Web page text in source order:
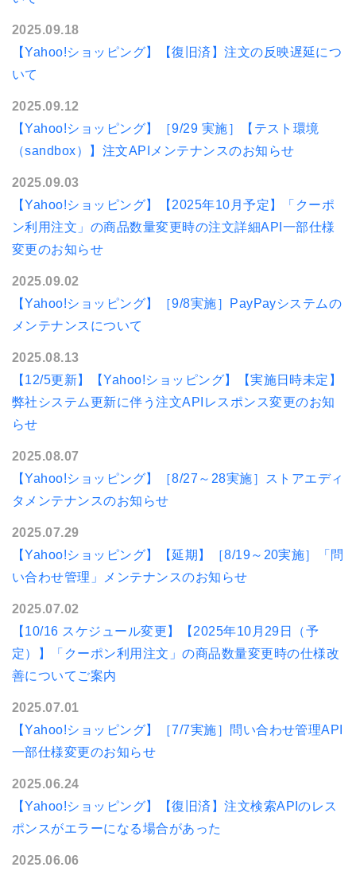
2025.09.18
【Yahoo!ショッピング】【復旧済】注文の反映遅延につ
いて
2025.09.12
【Yahoo!ショッピング】［9/29 実施］【テスト環境
（sandbox）】注文APIメンテナンスのお知らせ
2025.09.03
【Yahoo!ショッピング】【2025年10月予定】「クーポ
ン利用注文」の商品数量変更時の注文詳細API一部仕様
変更のお知らせ
2025.09.02
【Yahoo!ショッピング】［9/8実施］PayPayシステムの
メンテナンスについて
2025.08.13
【12/5更新】【Yahoo!ショッピング】【実施日時未定】
弊社システム更新に伴う注文APIレスポンス変更のお知
らせ
2025.08.07
【Yahoo!ショッピング】［8/27～28実施］ストアエディ
タメンテナンスのお知らせ
2025.07.29
【Yahoo!ショッピング】【延期】［8/19～20実施］「問
い合わせ管理」メンテナンスのお知らせ
2025.07.02
【10/16 スケジュール変更】【2025年10月29日（予
定）】「クーポン利用注文」の商品数量変更時の仕様改
善についてご案内
2025.07.01
【Yahoo!ショッピング】［7/7実施］問い合わせ管理API
一部仕様変更のお知らせ
2025.06.24
【Yahoo!ショッピング】【復旧済】注文検索APIのレス
ポンスがエラーになる場合があった
2025.06.06